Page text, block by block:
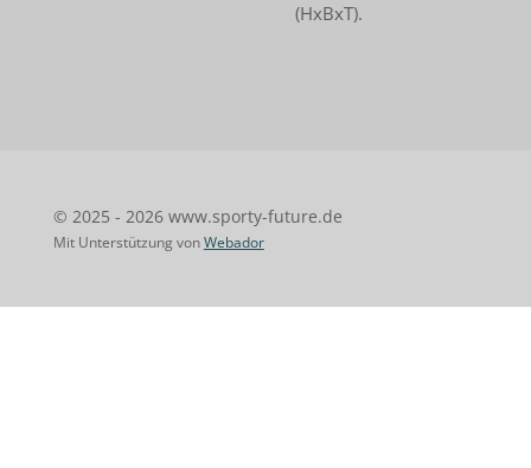
(HxBxT).
© 2025 - 2026 www.sporty-future.de
Mit Unterstützung von Webador